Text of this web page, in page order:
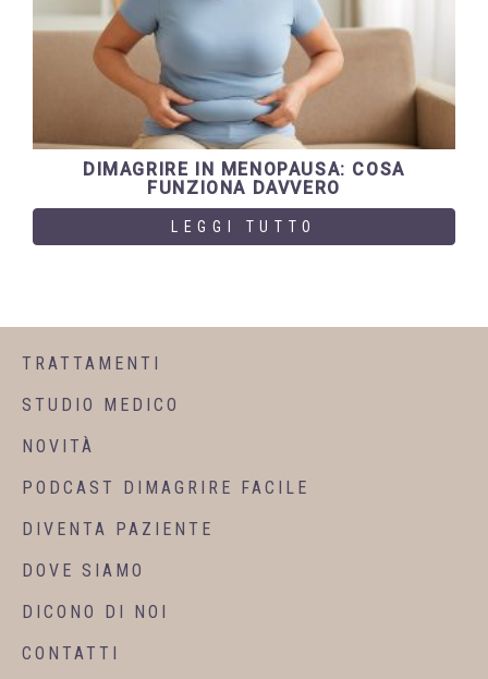
DIMAGRIRE IN MENOPAUSA: COSA
FUNZIONA DAVVERO
LEGGI TUTTO
TRATTAMENTI
STUDIO MEDICO
NOVITÀ
PODCAST DIMAGRIRE FACILE
DIVENTA PAZIENTE
DOVE SIAMO
DICONO DI NOI
CONTATTI